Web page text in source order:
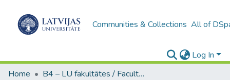
Communities & Collections All of
Log In
Home
B4 – LU fakultātes / Faculties of the UL